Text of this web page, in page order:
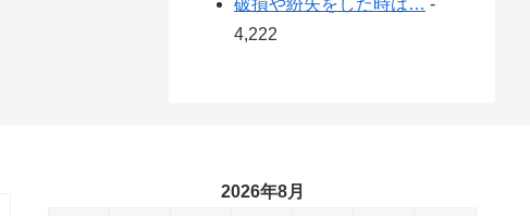
破損や紛失をした時は… -
4,222
2026年8月